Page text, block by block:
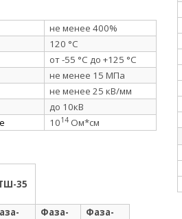
не менее 400%
120 °C
от -55 °C до +125 °C
не менее 15 МПа
не менее 25 кВ/мм
до 10кВ
1014 Ом*см
35
Фаза-
Фаза-